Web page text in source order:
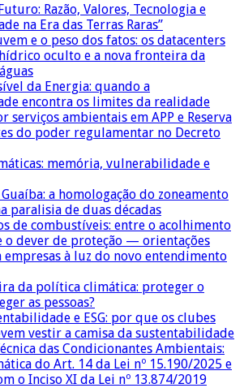
Razão, Valores, Tecnologia e
na Era das Terras Raras”
e o peso dos fatos: os datacenters
oculto e a nova fronteira da
da Energia: quando a
encontra os limites da realidade
serviços ambientais em APP e Reserva
do poder regulamentar no Decreto
memória, vulnerabilidade e
a homologação do zoneamento
paralisia de duas décadas
de combustíveis: entre o acolhimento
o dever de proteção — orientações
à luz do novo entendimento
da política climática: proteger o
as pessoas?
e ESG: por que os clubes
vestir a camisa da sustentabilidade
das Condicionantes Ambientais:
do Art. 14 da Lei nº 15.190/2025 e
o Inciso XI da Lei nº 13.874/2019